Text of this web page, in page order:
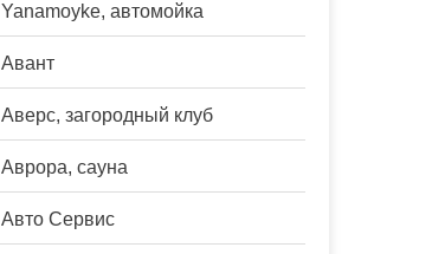
Yanamoyke, автомойка
Авант
Аверс, загородный клуб
Аврора, сауна
Авто Сервис